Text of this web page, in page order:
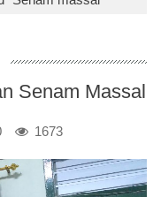
Senam Massal
1673